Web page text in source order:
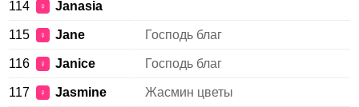
114 ♀ Janasia
115 ♀ Jane Господь благ
116 ♀ Janice Господь благ
117 ♀ Jasmine Жасмин цветы